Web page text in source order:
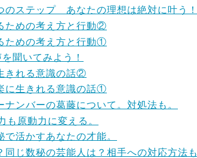
のステップ あなたの理想は絶対に叶う！
ための考え方と行動②
ための考え方と行動①
聞いてみよう！
きれる意識の話②
に生きれる意識の話①
ンバーの葛藤について。対処法も。
も原動力に変える。
活かすあなたの才能。
じ数秘の芸能人は？相手への対応方法も